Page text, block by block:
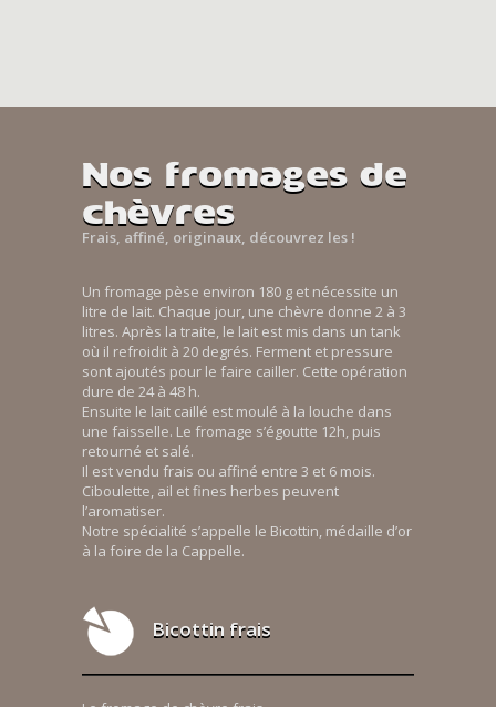
Nos fromages de
chèvres
Frais, affiné, originaux, découvrez les !
Un fromage pèse environ 180 g et nécessite un
litre de lait. Chaque jour, une chèvre donne 2 à 3
litres. Après la traite, le lait est mis dans un tank
où il refroidit à 20 degrés. Ferment et pressure
sont ajoutés pour le faire cailler. Cette opération
dure de 24 à 48 h.
Ensuite le lait caillé est moulé à la louche dans
une faisselle. Le fromage s’égoutte 12h, puis
retourné et salé.
Il est vendu frais ou affiné entre 3 et 6 mois.
Ciboulette, ail et fines herbes peuvent
l’aromatiser.
Notre spécialité s’appelle le Bicottin, médaille d’or
à la foire de la Cappelle.
Bicottin frais